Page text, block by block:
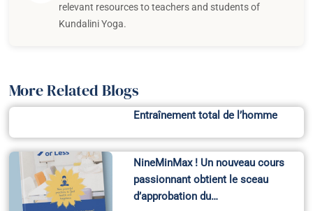
relevant resources to teachers and students of
Kundalini Yoga.
More Related Blogs
Entraînement total de l’homme
NineMinMax ! Un nouveau cours
passionnant obtient le sceau
d’approbation du…